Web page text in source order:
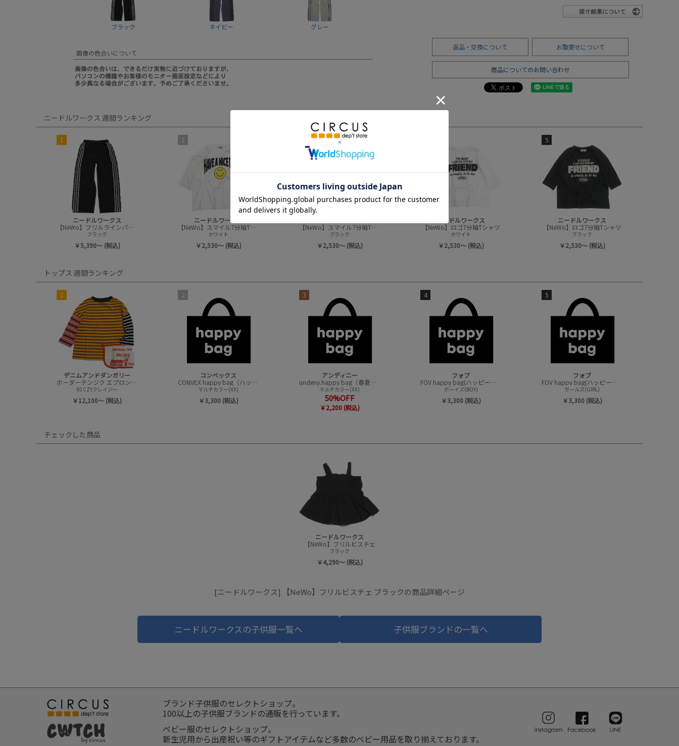
ブラック ネイビー グレー
画像の色合いについて
返品・交換について お取寄せについて
商品についてのお問い合わせ
ニードルワークス 週間ランキング
1
ニードルワークス
【NeWo】フリルラインパンツ
ブラック
￥5,390～ (税込)
2
ニードルワークス
【NeWo】スマイル7分袖Tシャツ
ホワイト
￥2,530～ (税込)
【NeWo】スマイル7分袖Tシャツ
ブラック
￥2,530～ (税込)
ニードルワークス
【NeWo】ロゴ7分袖Tシャツ
ホワイト
￥2,530～ (税込)
5
ニードルワークス
【NeWo】ロゴ7分袖Tシャツ
ブラック
￥2,530～ (税込)
トップス 週間ランキング
1
デニムアンドダンガリー
ボーダーテンジク エプロンツキ L/S TEE(8分袖)
91CZYクレイジー
￥12,100～ (税込)
2
コンベックス
CONVEX happy bag（ハッピーバック）
マルチカラー(XX)
￥3,300 (税込)
3
アンディニー
undeny.happy bag（春夏アイテムハッピーバック）
マルチカラー(XX)
50%OFF
￥2,200 (税込)
4
フォブ
FOV happy bag(ハッピーバック/トップスセット)
ボーイズ(BOY)
￥3,300 (税込)
5
フォブ
FOV happy bag(ハッピーバック/トップスセット)
ガールズ(GIRL)
￥3,300 (税込)
チェックした商品
ニードルワークス
【NeWo】フリルビスチェ
ブラック
￥4,290～ (税込)
[ニードルワークス] 【NeWo】フリルビスチェ ブラックの商品詳細ページ
ニードルワークスの子供服一覧へ 子供服ブランドの一覧へ
ブランド子供服のセレクトショップ。
100以上の子供服ブランドの通販を行っています。
ベビー服のセレクトショップ。
新生児用から出産祝い等のギフトアイテムなど多数のベビー用品を取り揃えております。